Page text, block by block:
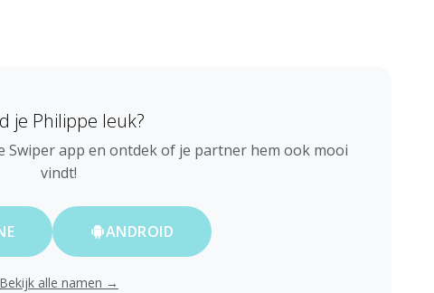
je Philippe leuk?
Swiper app en ontdek of je partner hem ook mooi
vindt!
ANDROID
Bekijk alle namen →